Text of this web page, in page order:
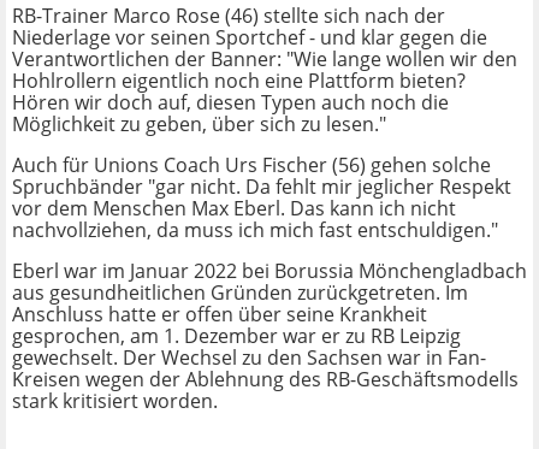
RB-Trainer Marco Rose (46) stellte sich nach der
Niederlage vor seinen Sportchef - und klar gegen die
Verantwortlichen der Banner: "Wie lange wollen wir den
Hohlrollern eigentlich noch eine Plattform bieten?
Hören wir doch auf, diesen Typen auch noch die
Möglichkeit zu geben, über sich zu lesen."
Auch für Unions Coach Urs Fischer (56) gehen solche
Spruchbänder "gar nicht. Da fehlt mir jeglicher Respekt
vor dem Menschen Max Eberl. Das kann ich nicht
nachvollziehen, da muss ich mich fast entschuldigen."
Eberl war im Januar 2022 bei Borussia Mönchengladbach
aus gesundheitlichen Gründen zurückgetreten. Im
Anschluss hatte er offen über seine Krankheit
gesprochen, am 1. Dezember war er zu RB Leipzig
gewechselt. Der Wechsel zu den Sachsen war in Fan-
Kreisen wegen der Ablehnung des RB-Geschäftsmodells
stark kritisiert worden.